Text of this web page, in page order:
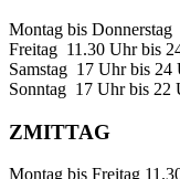
Montag bis
Freitag 11.30 Uhr bis
Samstag 17 Uhr bis 24
Sonntag 17 Uhr bis 22
ZMITTAG
Montag bis Freitag